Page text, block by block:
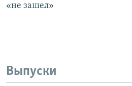
«не зашел»
Выпуски